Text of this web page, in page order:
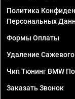
Политика
Персональных
Формы Оплаты
Удаление
Чип Тюнинг BMW
Заказать Звонок